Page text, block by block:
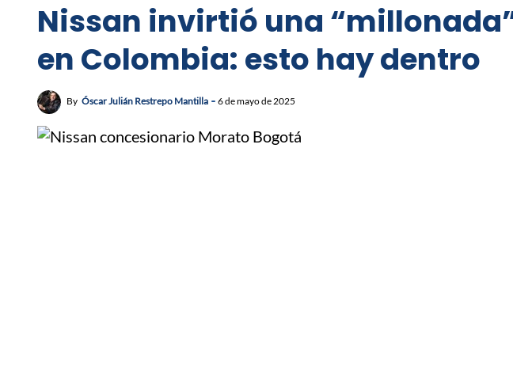
Nissan invirtió una
en Colombia: esto hay dentro
By Óscar Julián Restrepo Mantilla 6 de mayo de 2025